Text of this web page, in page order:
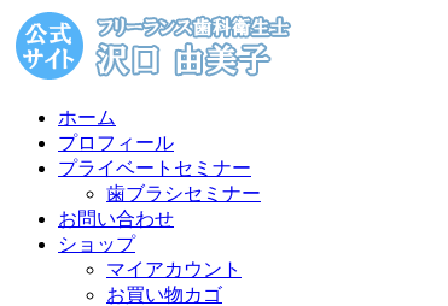
コ
ン
テ
ホーム
プロフィール
プライベートセミナー
歯ブラシセミナー
お問い合わせ
ショップ
マイアカウント
お買い物カゴ